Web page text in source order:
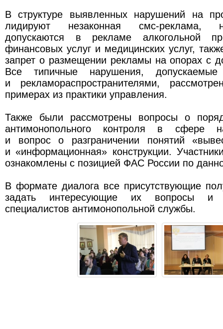
В структуре выявленных нарушений на
лидируют незаконная смс-реклама,
допускаются в рекламе алкогольной
финансовых услуг и медицинских услуг,
запрет о размещении рекламы на опорах с
Все типичные нарушения, допускаемые
и рекламораспространителями,
примерах из практики управления.
Также были рассмотрены вопросы о
антимонопольного контроля в сфере
и вопрос о разграничении понятий
и «информационная» конструкции.
ознакомлены с позицией ФАС России по
В формате диалога все присутствующие
задать интересующие их вопросы и
специалистов антимонопольной службы.